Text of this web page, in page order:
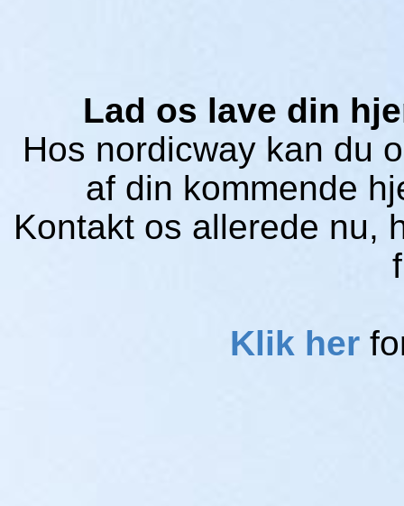
Lad os lave din
Hos nordicway kan du
af din kommende
Kontakt os allerede nu,
Klik her